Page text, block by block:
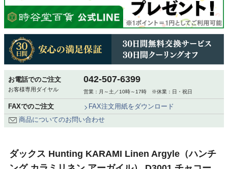
お電話でのご注文
お客様専用ダイヤル
042-507-6399
営業：月～土／10時～17時 ※休業：日・祝日
FAXでのご注文
FAX注文用紙をダウンロード
商品についてのお問い合わせ
ダックス Hunting KARAMI Linen Argyle（ハンチ